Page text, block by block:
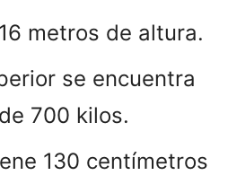
metros de altura.
se encuentra
700 kilos.
130 centímetros